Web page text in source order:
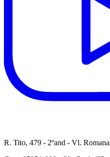
R. Tito, 479 - 2ºand - Vl. Romana